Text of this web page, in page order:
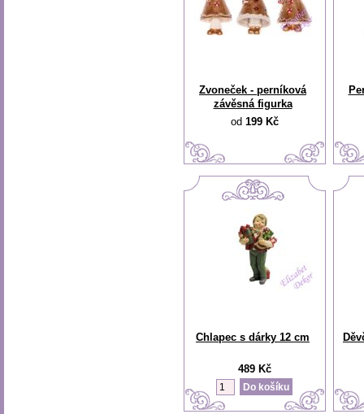
Zvoneček - perníková
závěsná figurka
od 199 Kč
Chlapec s dárky 12 cm
489 Kč